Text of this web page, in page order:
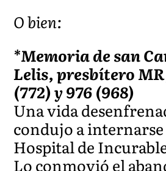
O bien:
*Memoria de san
Lelis, presbítero
(772) y 976 (968)
Una vida
condujo a internarse
Hospital de
Lo conmovió el